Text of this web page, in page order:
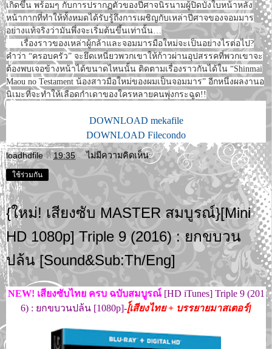
เกิดขึ้น พร้อมๆ กับการปรากฏตัวของปีศาจนิรนามผู้ปิดบังใบหน้าหลัง
หน้ากากที่ทำให้ทั้งหมดได้รับรู้ถึงการเผชิญกับเหล่าปีศาจของจอมมาร
อย่างแท้จริงว่ามันพึ่งจะเริ่มต้นขึ้นเท่านั้น…
เรื่องราวของเหล่าผู้กล้าและจอมมารมือใหม่จะเป็นอย่างไรต่อไป?
คำว่า “ครอบครัว” จะยึดเหนี่ยวพวกเขาให้ก้าวผ่านอุปสรรคที่พวกเขาจะ
ต้องพบเจอข้างหน้าได้ขนาดไหนนั้น ติดตามเรื่องราวกันได้ใน “Shinmai
Maou no Testament น้องสาวมือใหม่ของผมเป็นจอมมาร” อีกหนึ่งผลงานอ
นิเมะที่จะทำให้เลือดกำเดาของใครหลายคนพุ่งกระฉูด!!
DOWNLOAD mekafile
DOWNLOAD Filecondo
loadhdfile ที่ 19:35 ไม่มีความคิดเห็น:
ใช้ร่วมกัน
{ใหม่! เสียงซับ MASTER สมบูรณ์}[Mini
HD 1080p] Triple 9 (2016) : ยกขบวน
ปล้น [Sound&Sub:Th/Eng]
NEW! เสียงซับไทย ครบ ฉบับสมบูรณ์ [HD iTunes] Triple 9 (201
6) : ยกขบวนปล้น [1080p]-[์เสียงไทย + บรรยายมาสเตอร์]